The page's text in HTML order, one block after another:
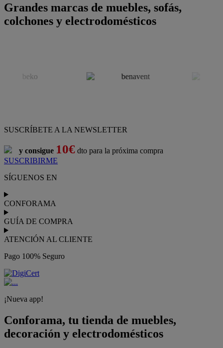
Grandes marcas de muebles, sofás,
colchones y electrodomésticos
SUSCRÍBETE A LA NEWSLETTER
y consigue 10€ dto para la próxima compra
SUSCRIBIRME
SÍGUENOS EN
CONFORAMA
GUÍA DE COMPRA
ATENCIÓN AL CLIENTE
Pago 100% Seguro
¡Nueva app!
Conforama, tu tienda de muebles,
decoración y electrodomésticos